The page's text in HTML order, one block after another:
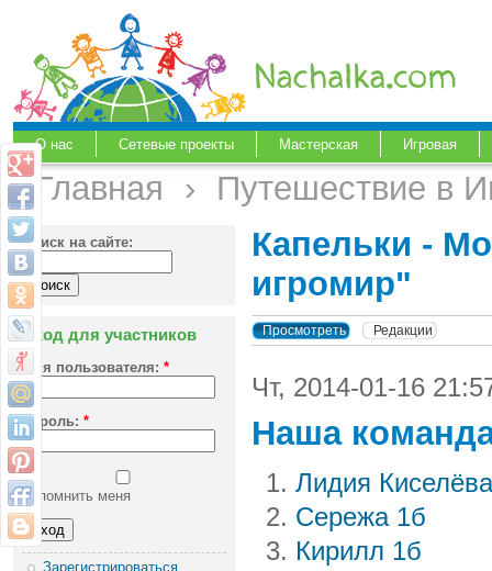
О нас Сетевые проекты Мастерская Игровая
Главная › Путешествие в
Поиск на сайте:
Вход для участников
Имя пользователя: *
Пароль: *
Запомнить меня
Зарегистрироваться
Капельки -
игромир"
Просмотреть Редакции
Чт, 2014-01-16
Наша
Лидия Киселёва
Сережа 1б
Кирилл 1б